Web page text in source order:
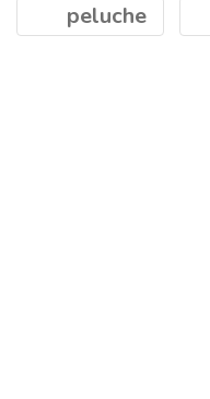
peluche